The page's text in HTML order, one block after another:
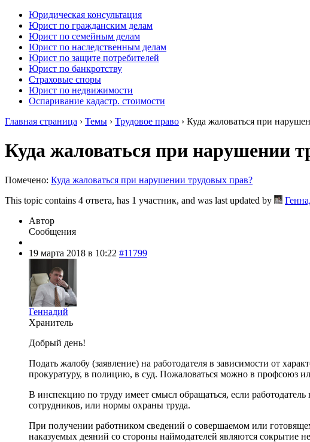
Юридическая консультация
Юрист по гражданским делам
Юрист по семейным делам
Юрист по наследственным делам
Юрист по защите потребителей
Юрист по банкротству
Страховые споры
Юрист по недвижимости
Оспаривание кадастр. стоимости
Главная страница › Темы › Трудовое право › Куда жаловаться при
Куда жаловаться при нарушении
Помечено: Куда жаловаться при нарушении трудовых прав?
This topic contains 4 ответа, has 1 участник, and was last updated by
Автор
Сообщения
19 марта 2018 в 10:22 #11799
Геннадий
Хранитель
Добрый день!
Подать жалобу (заявление) на работодателя в зависимости от
прокуратуру, в полицию, в суд. Пожаловаться можно в профсоюз
В инспекцию по труду имеет смысл обращаться, если
сотрудников, или нормы охраны труда.
При получении работником сведений о совершаемом или
наказуемых деяний со стороны наймодателей являются сокрытие